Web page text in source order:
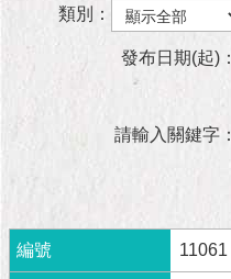
市
隊
市
政
類別：
發布日期(起)：
請輸入關鍵字：
11061